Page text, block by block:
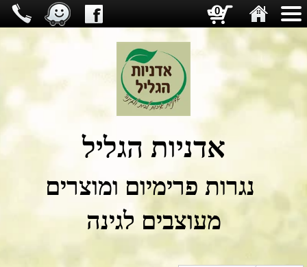
אדניות הגליל
נגרות פרימיום ומוצרים
מעוצבים לגינה
0